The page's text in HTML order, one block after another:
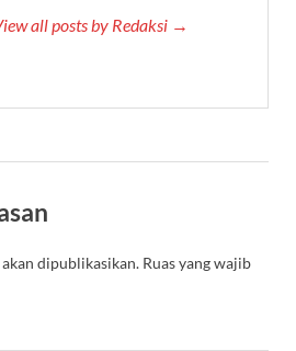
all posts by Redaksi →
dipublikasikan. Ruas yang wajib